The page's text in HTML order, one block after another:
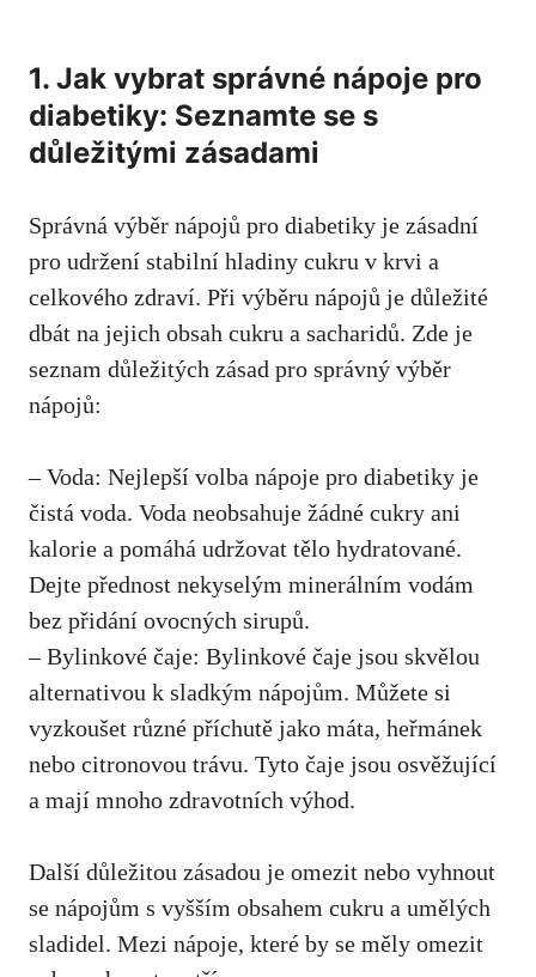
1. Jak vybrat ⁢správné nápoje pro
‌diabetiky: Seznamte se‍ s
důležitými zásadami
Správná výběr ⁢nápojů‌ pro diabetiky je zásadní
pro ⁤udržení ‌stabilní hladiny cukru​ v krvi a
celkového ‍zdraví.‌ Při⁤ výběru⁣ nápojů ⁢je důležité
dbát na ​jejich obsah cukru a sacharidů. Zde je
seznam⁤ důležitých⁤ zásad pro⁤ správný⁤ výběr
⁢nápojů:
– Voda: Nejlepší‍ volba nápoje ⁢pro diabetiky je
čistá voda. Voda neobsahuje žádné cukry ‌ani
kalorie a ⁣pomáhá udržovat⁢ tělo ‍hydratované.
Dejte přednost​ nekyselým minerálním ‍vodám
bez​ přidání ovocných sirupů.
– Bylinkové​ čaje: Bylinkové⁢ čaje‍ jsou ​skvělou
alternativou k sladkým nápojům. Můžete si
vyzkoušet různé příchutě ⁤jako‌ máta, heřmánek
nebo citronovou trávu. Tyto čaje jsou osvěžující
a mají mnoho zdravotních výhod.
Další ‍důležitou zásadou je⁤ omezit nebo vyhnout
se ‌nápojům‍ s vyšším obsahem cukru a umělých
sladidel. ⁣Mezi⁣ nápoje, které ‌by​ se měly omezit